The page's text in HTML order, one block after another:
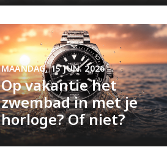
Op vakantie het
zwembad in met je
horloge? Of niet?
MAANDAG, 15 JUN. 2026